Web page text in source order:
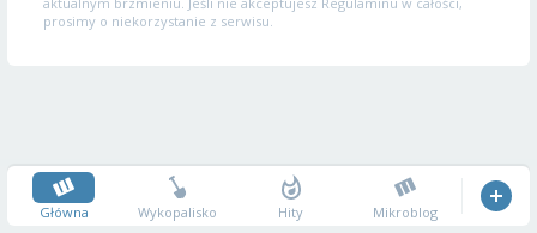
prosimy o niekorzystanie z serwisu.
Główna Wykopalisko Hity Mikroblog